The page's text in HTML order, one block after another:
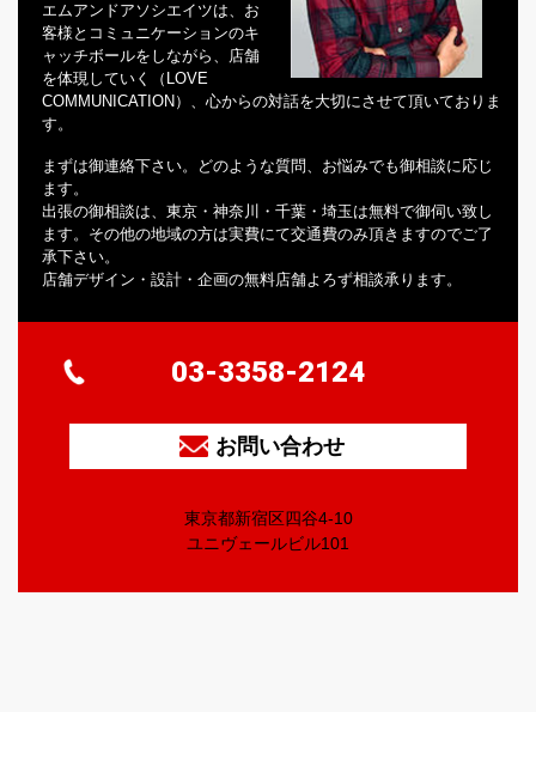
エムアンドアソシエイツは、お
客様とコミュニケーションのキ
ャッチボールをしながら、店舗
を体現していく（LOVE
COMMUNICATION）、心からの対話を大切にさせて頂いておりま
す。
まずは御連絡下さい。どのような質問、お悩みでも御相談に応じ
ます。
出張の御相談は、東京・神奈川・千葉・埼玉は無料で御伺い致し
ます。その他の地域の方は実費にて交通費のみ頂きますのでご了
承下さい。
店舗デザイン・設計・企画の無料店舗よろず相談承ります。
03-3358-2124
お問い合わせ
東京都新宿区四谷4-10
ユニヴェールビル101